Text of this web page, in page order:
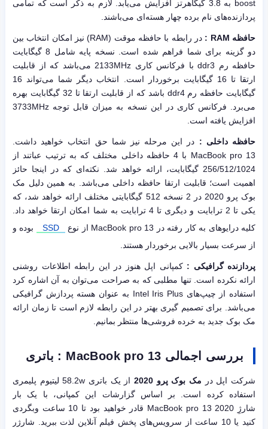
boost به 3.8 گیگاهرتز افزایش می‌یابد. لازم به ذکر است که تمامی
پردازنده‌های نام برده چهار هسته‌ای می‌باشند.
حافظه RAM :
در رابطه با حافظه موقت (RAM) نیز امکان انتخاب بین
دو گزینه برای شما فراهم شده است. نسخه پایه شامل 8 گیگابایت
حافظه رم ddr3 با فرکانس کاری 2133MHz می‌باشد که از قابلیت
ارتقا تا 16 گیگابایت برخوردار است. انتخاب دیگر شما می‌تواند 16
گیگابایت حافظه رم ddr4 باشد که از قابلیت ارتقا تا 32 گیگابایت بهره
می‌برد. فرکانس کاری در این نسخه به میزان قابل توجه 3733MHz
افزایش یافته است.
حافظه داخلی : در این مرحله نیز شما حق انتخاب خواهید داشت.
MacBook pro 13 با 4 حافظه داخلی مختلف که به ترتیب عباتند از
256/512/1024 گیگابایت، ارائه خواهد شد. نکته‌ای که در اینجا حائز
اهمیت است؛ قابلیت ارتقا حافظه داخلی می‌باشد. به همین دلیل مک
بوک پرو 2020 در 2 نسخه 512 گیگابایتی مختلف ارائه خواهد شد، که
یکی تا 2 ترابایت و دیگری تا 4 ترابایت به شما امکان ارتقا خواهد داد.
کلیه درایوهای به کار رفته در MacBook pro 13 از نوع
SSD
بوده و
از سرعت بسیار بالایی برخوردار هستند.
پردازنده گرافیکی : کمپانی اپل هنوز در این رابطه اطلاعات روشنی
ارائه نکرده است. تنها مطلبی که به صراحت می‌توان به آن اشاره کرد
استفاده از چیپ‌های Intel Iris Plus به عنوان هسته پردازش گرافیکی
می‌باشد. برای تصمیم گیری بهتر در این رابطه لازم است تا زمان ارائه
مک بوک جدید به خرده فروشی‌ها منتظر بمانیم.
بررسی اجمالی MacBook pro 13 : باتری
شرکت اپل در مک بوک پرو 2020
از یک باتری 58.2w لیتیوم پلیمری
استفاده کرده است. بر اساس گزارشات این کمپانی، با یک بار
شارژِ MacBook pro 13 2020 قادر خواهید بود تا 10 ساعت وبگردی
کنید یا 10 ساعت از سرویس‌های پخش فیلم آنلاین لذت ببرید. شارژر